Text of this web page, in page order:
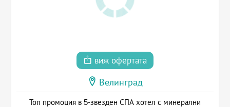
виж офертата
Велинград
Топ промоция в 5-звезден СПА хотел с минерални